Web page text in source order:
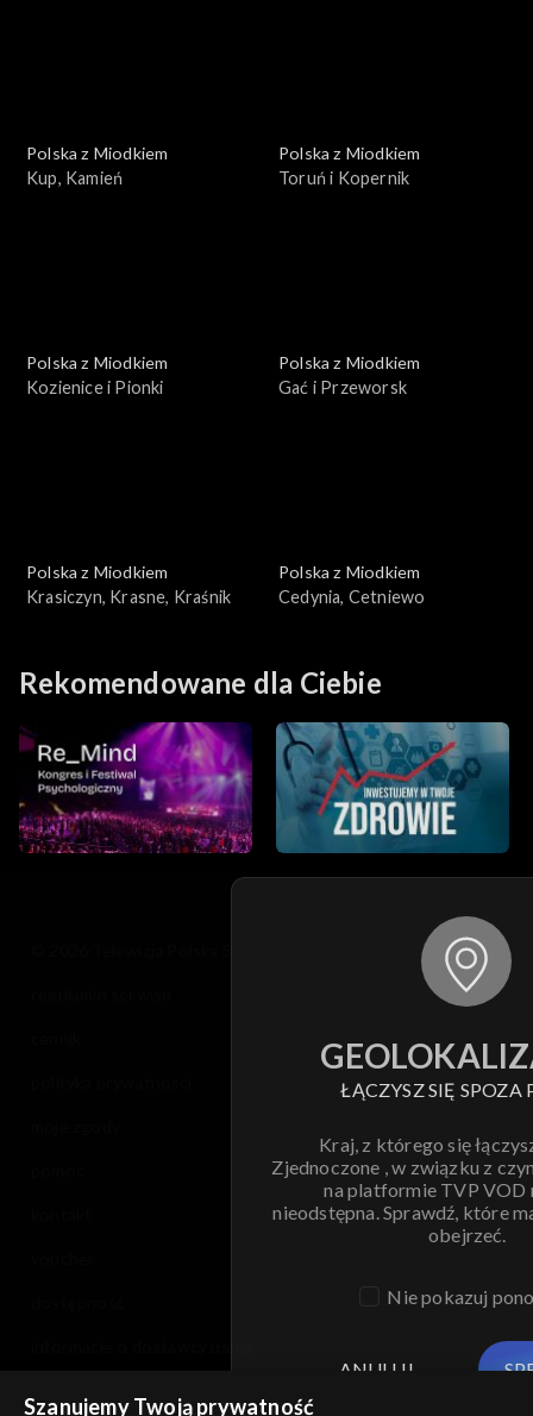
Polska z Miodkiem
Kup, Kamień
Polska z Miodkiem
Toruń i Kopernik
Polska z Miodkiem
Kozienice i Pionki
Polska z Miodkiem
Gać i Przeworsk
Polska z Miodkiem
Krasiczyn, Krasne, Kraśnik
Polska z Miodkiem
Cedynia, Cetniewo
Rekomendowane dla Ciebie
ŁĄCZYSZ SIĘ SPOZA
Kraj, z którego się
Zjednoczone , w związku z
na platformie TVP VOD
nieodstępna. Sprawdź, które
obejrzeć.
Nie pokazuj
ANULUJ
Szanujemy Twoją prywatność